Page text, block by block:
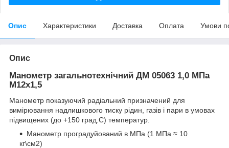
Опис Характеристики Доставка Оплата Умови
Опис
Манометр загальнотехнічний ДМ 05063 1,0 МПа
М12х1,5
Манометр показуючий радіальний призначений для
вимірювання надлишкового тиску рідин, газів і пари в умовах
підвищених (до +150 град.С) температур.
Манометр проградуйований в МПа (1 МПа ≈ 10
кг\см2)